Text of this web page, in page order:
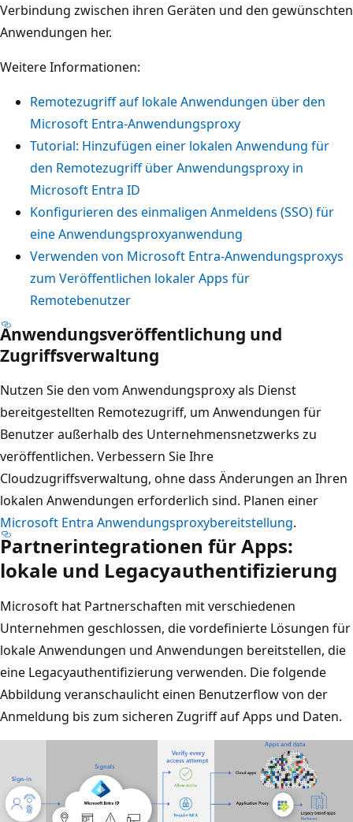
Verbindung zwischen ihren Geräten und den gewünschten
Anwendungen her.
Weitere Informationen:
Remotezugriff auf lokale Anwendungen über den
Microsoft Entra-Anwendungsproxy
Tutorial: Hinzufügen einer lokalen Anwendung für
den Remotezugriff über Anwendungsproxy in
Microsoft Entra ID
Konfigurieren des einmaligen Anmeldens (SSO) für
eine Anwendungsproxyanwendung
Verwenden von Microsoft Entra-Anwendungsproxys
zum Veröffentlichen lokaler Apps für
Remotebenutzer
Anwendungsveröffentlichung und
Zugriffsverwaltung
Nutzen Sie den vom Anwendungsproxy als Dienst
bereitgestellten Remotezugriff, um Anwendungen für
Benutzer außerhalb des Unternehmensnetzwerks zu
veröffentlichen. Verbessern Sie Ihre
Cloudzugriffsverwaltung, ohne dass Änderungen an Ihren
lokalen Anwendungen erforderlich sind. Planen einer
Microsoft Entra Anwendungsproxybereitstellung.
Partnerintegrationen für Apps:
lokale und Legacyauthentifizierung
Microsoft hat Partnerschaften mit verschiedenen
Unternehmen geschlossen, die vordefinierte Lösungen für
lokale Anwendungen und Anwendungen bereitstellen, die
eine Legacyauthentifizierung verwenden. Die folgende
Abbildung veranschaulicht einen Benutzerflow von der
Anmeldung bis zum sicheren Zugriff auf Apps und Daten.